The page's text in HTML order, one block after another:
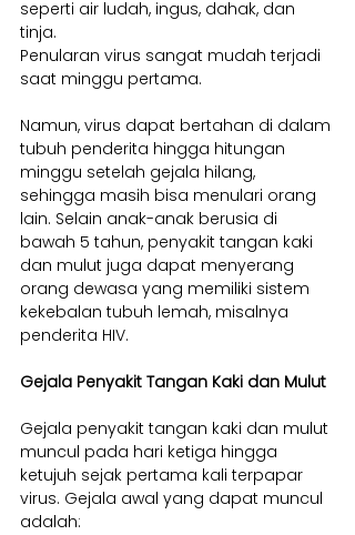
seperti air ludah, ingus, dahak, dan
tinja.
Penularan virus sangat mudah terjadi
saat minggu pertama.
Namun, virus dapat bertahan di dalam
tubuh penderita hingga hitungan
minggu setelah gejala hilang,
sehingga masih bisa menulari orang
lain. Selain anak-anak berusia di
bawah 5 tahun, penyakit tangan kaki
dan mulut juga dapat menyerang
orang dewasa yang memiliki sistem
kekebalan tubuh lemah, misalnya
penderita HIV.
Gejala Penyakit Tangan Kaki dan Mulut
Gejala penyakit tangan kaki dan mulut
muncul pada hari ketiga hingga
ketujuh sejak pertama kali terpapar
virus. Gejala awal yang dapat muncul
adalah: